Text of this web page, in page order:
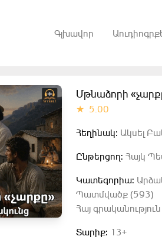
Գլխավոր
Մթնաձորի
★ 5.00
Հեղինակ: Ակսել
Ընթերցող: Հայկ
Կատեգորիա:
Պատմվածք (593)
Հայ
Տարիք: 13+